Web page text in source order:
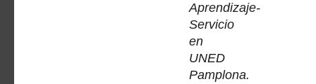
Aprendizaje-
Servicio
en
UNED
Pamplona.